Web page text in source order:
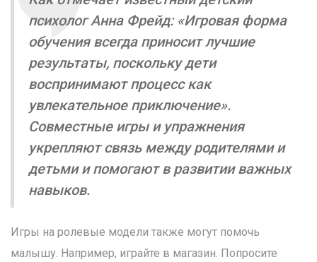
психолог Анна Фрейд: «Игровая форма
обучения всегда приносит лучшие
результаты, поскольку дети
воспринимают процесс как
увлекательное приключение».
Совместные игры и упражнения
укрепляют связь между родителями и
детьми и помогают в развитии важных
навыков.
Игры на ролевые модели также могут помочь
малышу. Например, играйте в магазин. Попросите